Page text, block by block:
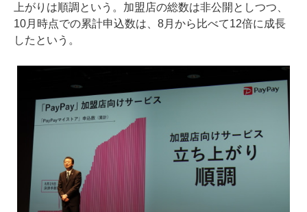
上がりは順調という。加盟店の総数は非公開としつつ、
10月時点での累計申込数は、8月から比べて12倍に成長
したという。